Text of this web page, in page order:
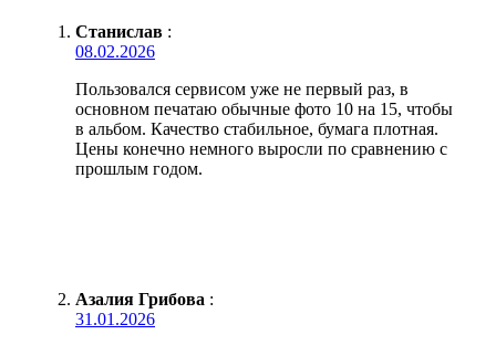
Станислав :
08.02.2026
Пользовался сервисом уже не первый раз, в
основном печатаю обычные фото 10 на 15, чтобы
в альбом. Качество стабильное, бумага плотная.
Цены конечно немного выросли по сравнению с
прошлым годом.
Азалия Грибова :
31.01.2026